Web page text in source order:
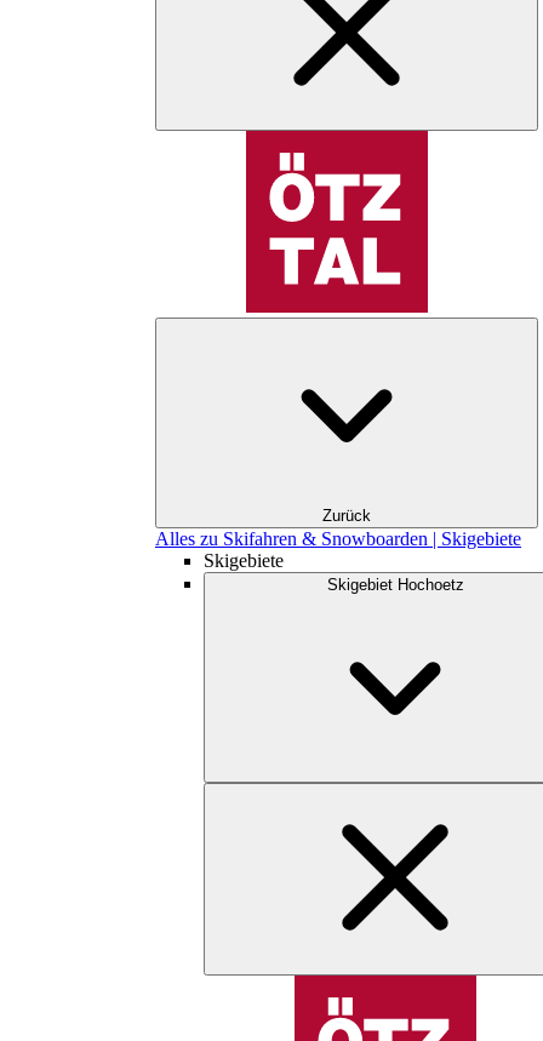
Zurück
Alles zu Skifahren & Snowboarden | Skigebiete
Skigebiete
Skigebiet Hochoetz